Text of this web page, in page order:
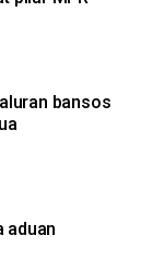
bansos
aduan